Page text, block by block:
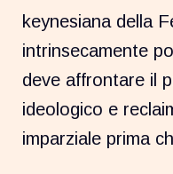
keynesiana della
intrinsecamente
deve affrontare il
ideologico e
imparziale prima